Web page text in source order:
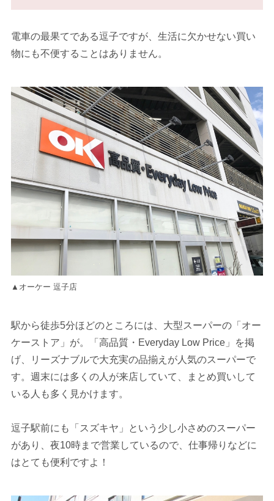
電車の最果てである逗子ですが、生活に欠かせない買い
物にも不便することはありません。
▲オーケー 逗子店
駅から徒歩5分ほどのところには、大型スーパーの「オー
ケーストア」が。「高品質・Everyday Low Price」を掲
げ、リーズナブルで大充実の品揃えが人気のスーパーで
す。週末には多くの人が来店していて、まとめ買いして
いる人も多く見かけます。
逗子駅前にも「スズキヤ」という少し小さめのスーパー
があり、夜10時まで営業しているので、仕事帰りなどに
はとても便利ですよ！